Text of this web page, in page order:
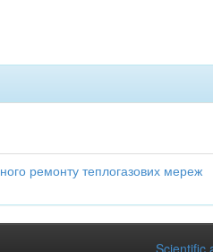
ремонту теплогазових мереж
Scientific